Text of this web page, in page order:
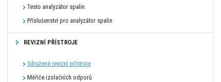
Testo analyzátor spalin
Příslušenství pro analyzátor spalin
REVIZNÍ PŘÍSTROJE
Sdružené revizní přístroje
Měřiče izolačních odporů